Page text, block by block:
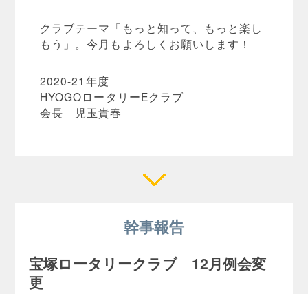
クラブテーマ「もっと知って、もっと楽し
もう」。今月もよろしくお願いします！
2020-21年度
HYOGOロータリーEクラブ
会長 児玉貴春
幹事報告
宝塚ロータリークラブ 12月例会変
更